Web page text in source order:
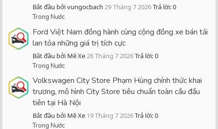
Bắt đầu bởi vungocbach 29 Tháng 7 2026Trả lời: 0
Trong Nước
Ford Việt Nam đồng hành cùng cộng đồng xe bán tải
lan tỏa những giá trị tích cực
Bắt đầu bởi Mê Xe 26 Tháng 7 2026Trả lời: 0
Trong Nước
Volkswagen City Store Phạm Hùng chính thức khai
trương, mô hình City Store tiêu chuẩn toàn cầu đầu
tiên tại Hà Nội
Bắt đầu bởi Mê Xe 19 Tháng 7 2026Trả lời: 0
Trong Nước